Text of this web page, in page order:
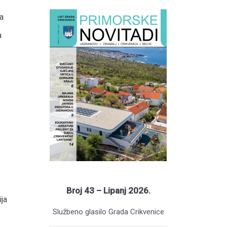
Broj 43 – Lipanj 2026.
Službeno glasilo Grada Crikvenice